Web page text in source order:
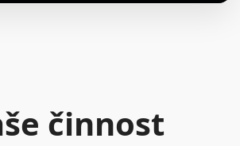
činnost